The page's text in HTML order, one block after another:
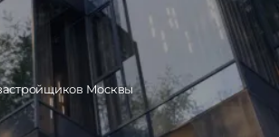
Москвы